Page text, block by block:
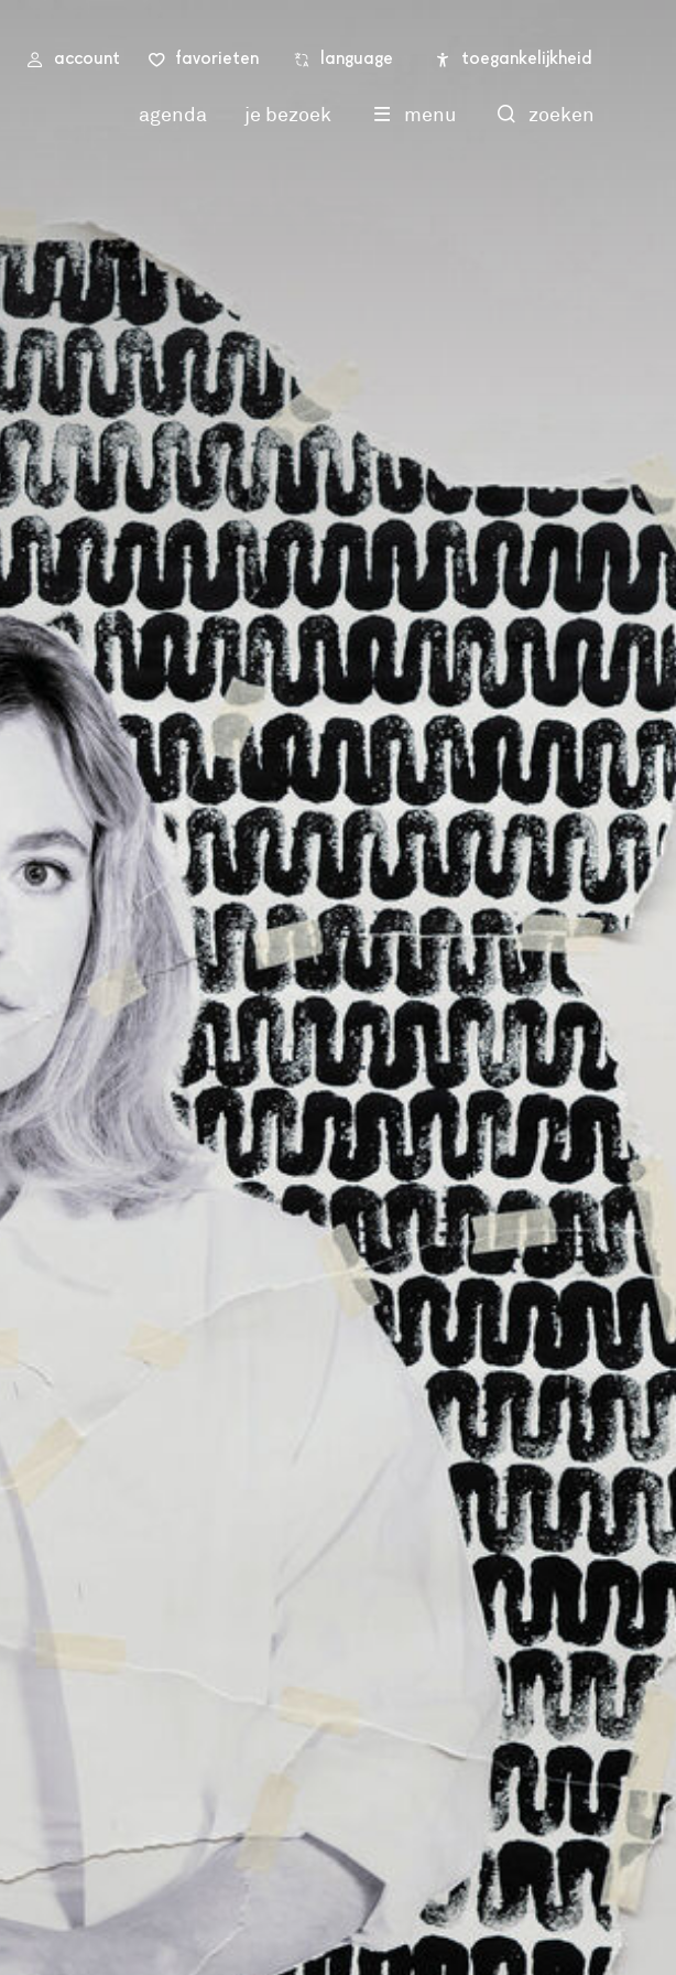
account favorieten language toegankelijkheid
agenda je bezoek menu
zoeken